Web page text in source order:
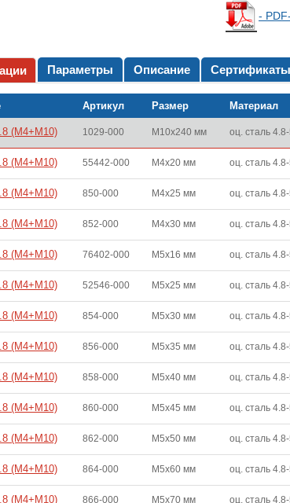
-
Параметры Описание Сертификаты
Артикул Размер Материал
(M4+M10) 1029-000 M10x240 мм оц. сталь
(M4+M10) 55442-000 M4x20 мм оц. сталь
(M4+M10) 850-000 M4x25 мм оц. сталь
(M4+M10) 852-000 M4x30 мм оц. сталь
(M4+M10) 76402-000 M5x16 мм оц. сталь
(M4+M10) 52546-000 M5x25 мм оц. сталь
(M4+M10) 854-000 M5x30 мм оц. сталь
(M4+M10) 856-000 M5x35 мм оц. сталь
(M4+M10) 858-000 M5x40 мм оц. сталь
(M4+M10) 860-000 M5x45 мм оц. сталь
(M4+M10) 862-000 M5x50 мм оц. сталь
(M4+M10) 864-000 M5x60 мм оц. сталь
(M4+M10) 866-000 M5x70 мм оц. сталь